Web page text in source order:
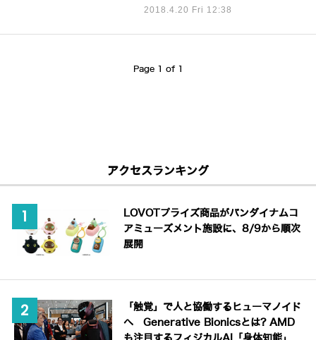
2018.4.20 Fri 12:38
Page 1 of 1
アクセスランキング
LOVOTプライズ商品がバンダイナムコ
アミューズメント施設に、8/9から順次
展開
「触覚」で人と協働するヒューマノイド
へ Generative Bionicsとは? AMD